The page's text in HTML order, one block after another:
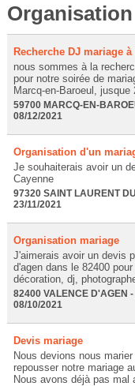
Recherche DJ mariage
nous sommes à la
pour notre soirée de
Marcq-en-Baroeul, jusque
59700 MARCQ-EN-
08/12/2021
Organisation d'un
Je souhaiterais avoir un
Cayenne
97320 SAINT LAURENT
23/11/2021
Organisation mariage
J'aimerais avoir un devis
d'agen dans le 82400
décoration, dj,
82400 VALENCE D'AGEN
08/10/2021
Devis mariage
Nous devions nous
repousser notre mariage
Nous avons déjà pas mal